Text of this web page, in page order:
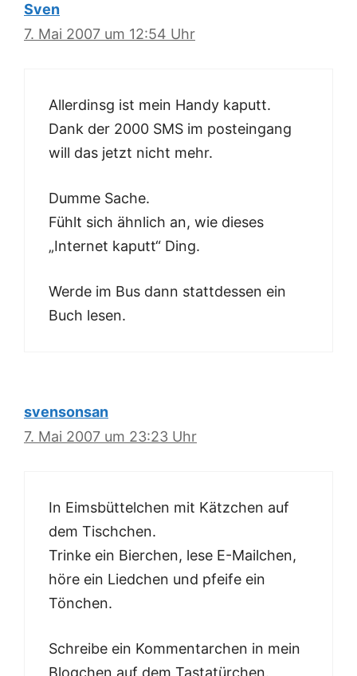
Sven
7. Mai 2007 um 12:54 Uhr
Allerdinsg ist mein Handy kaputt.
Dank der 2000 SMS im posteingang
will das jetzt nicht mehr.
Dumme Sache.
Fühlt sich ähnlich an, wie dieses
„Internet kaputt“ Ding.
Werde im Bus dann stattdessen ein
Buch lesen.
svensonsan
7. Mai 2007 um 23:23 Uhr
In Eimsbüttelchen mit Kätzchen auf
dem Tischchen.
Trinke ein Bierchen, lese E-Mailchen,
höre ein Liedchen und pfeife ein
Tönchen.
Schreibe ein Kommentarchen in mein